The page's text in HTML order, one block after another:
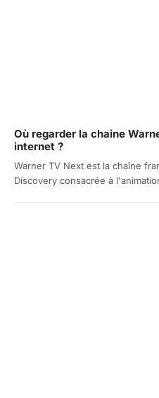
Où regarder la chaine
internet ?
Warner TV Next est la chaîne
Discovery consacrée à